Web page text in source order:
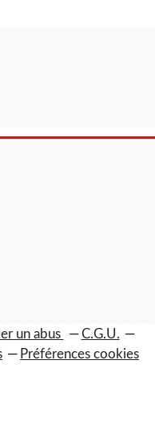
un abus
C.G.U.
Préférences cookies